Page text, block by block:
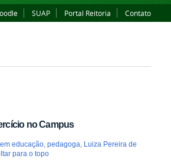
SUAP Portal Reitoria Contato
no Campus
educação, pedagoga, Luiza Pereira de
para o topo